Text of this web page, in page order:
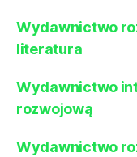
Wydawnictwo
literatura
Wydawnictwo
rozwojową
Wydawnictwo